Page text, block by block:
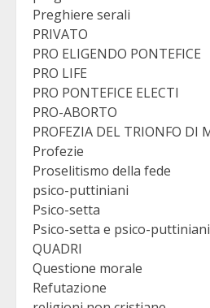
Preghiere serali
PRIVATO
PRO ELIGENDO PONTEFICE
PRO LIFE
PRO PONTEFICE ELECTI
PRO-ABORTO
PROFEZIA DEL TRIONFO DI
Profezie
Proselitismo della fede
psico-puttiniani
Psico-setta
Psico-setta e psico-puttiniani
QUADRI
Questione morale
Refutazione